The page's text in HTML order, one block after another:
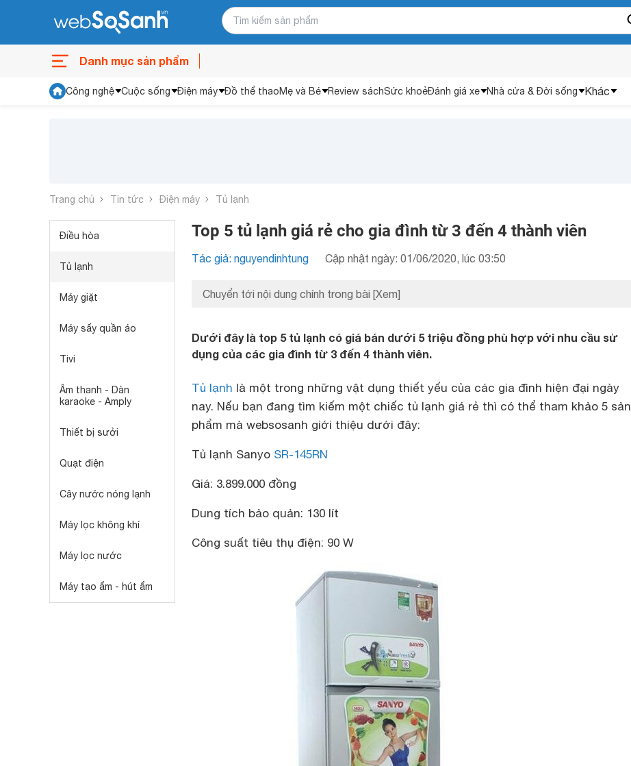
Danh mục sản phẩm
Công nghệ Cuộc sống Điện máy Đồ thể thaoMẹ và Bé Review sáchSức khoẻĐánh giá xe Nhà cửa & Đời sống Khác
Trang chủ Tin tức Điện máy Tủ lạnh
Điều hòa
Tủ lạnh
Máy giặt
Máy sấy quần áo
Tivi
Âm thanh - Dàn
karaoke - Amply
Thiết bị sưởi
Quạt điện
Cây nước nóng lạnh
Máy lọc không khí
Máy lọc nước
Máy tạo ẩm - hút ẩm
Top 5 tủ lạnh giá rẻ cho gia đình từ 3 đến 4 thành viên
Tác giả: nguyendinhtung Cập nhật ngày: 01/06/2020, lúc 03:50
Chuyển tới nội dung chính trong bài [Xem]
Dưới đây là top 5 tủ lạnh có giá bán dưới 5 triệu đồng phù hợp với nhu cầu sử
dụng của các gia đình từ 3 đến 4 thành viên.
Tủ lạnh là một trong những vật dụng thiết yếu của các gia đình hiện đại ngày
nay. Nếu bạn đang tìm kiếm một chiếc tủ lạnh giá rẻ thì có thể tham khảo 5 sản
phẩm mà websosanh giới thiệu dưới đây:
Tủ lạnh Sanyo SR-145RN
Giá: 3.899.000 đồng
Dung tích bảo quản: 130 lít
Công suất tiêu thụ điện: 90 W